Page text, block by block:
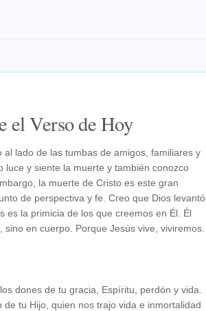
el Verso de Hoy
lado de las tumbas de amigos, familiares y
luce y siente la muerte y también conozco
la muerte de Cristo es este gran
de perspectiva y fe. Creo que Dios levantó
es la primicia de los que creemos en Él. Él
en cuerpo. Porque Jesús vive, viviremos.
dones de tu gracia, Espíritu, perdón y vida.
tu Hijo, quien nos trajo vida e inmortalidad